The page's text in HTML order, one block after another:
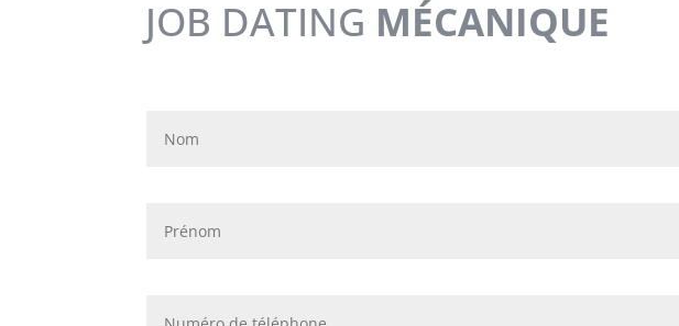
JOB DATING MÉCANIQUE